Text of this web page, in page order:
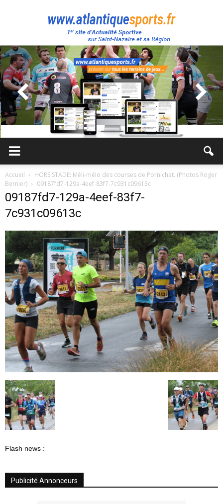
Atlantique
Sport
Accueil
HORS STADE: Méli-mélo des courses de Pornichet. (Photos Roger
Bernier)
09187fd7-129a-4eef-83f7-7c931c09613c
09187fd7-129a-4eef-83f7-
7c931c09613c
Flash news :
Publicité Annonceurs